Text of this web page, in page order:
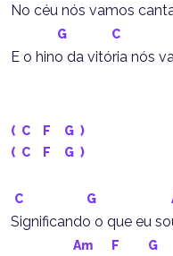
No céu nós vamos
G C
E o hino da vitória nós
( C F G )
( C F G )
C G
Significando o que eu
Am F G